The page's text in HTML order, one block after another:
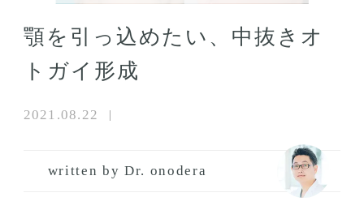
顎を引っ込めたい、中抜きオ
トガイ形成
2021.08.22
written by Dr. onodera